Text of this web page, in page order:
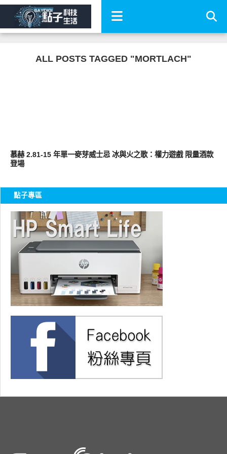
ALL POSTS TAGGED "MORTLACH"
慕赫 2.81-15 年單一麥芽威士忌 冰與火之歌：權力遊戲 限量酒款
登場
點子專區